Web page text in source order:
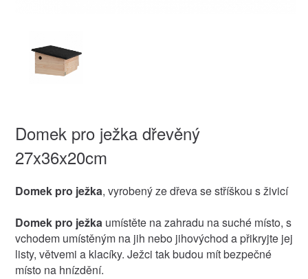
Domek pro ježka dřevěný
27x36x20cm
Domek pro ježka, vyrobený ze dřeva se stříškou s živicí
Domek pro ježkaumístěte na zahradu na suché místo, s
vchodem umístěným na jih nebo jihovýchod a přikryjte jej
listy, větvemi a klacíky. Ježci tak budou mít bezpečné
místo na hnízdění.